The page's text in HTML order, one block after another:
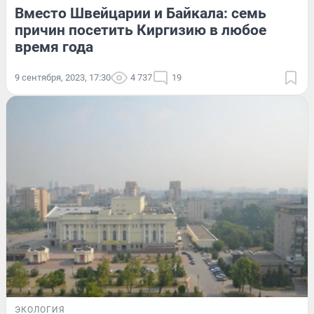
Вместо Швейцарии и Байкала: семь
причин посетить Киргизию в любое
время года
9 сентября, 2023, 17:30 4 737 19
ЭКОЛОГИЯ